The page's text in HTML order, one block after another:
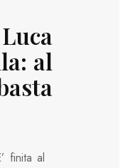
al
finita al